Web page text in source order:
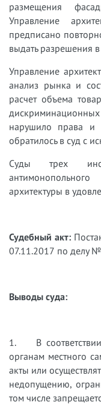
размещения
Управление
предписано
выдать разрешения
Управление
анализ рынка и
расчет объема
нарушило права и
обратилось в суд с
Суды трех
архитектуры в
Судебный акт:
07.11.2017 по делу
Выводы суда:
1. В соответствии
органам местного
акты или
недопущению,
том числе